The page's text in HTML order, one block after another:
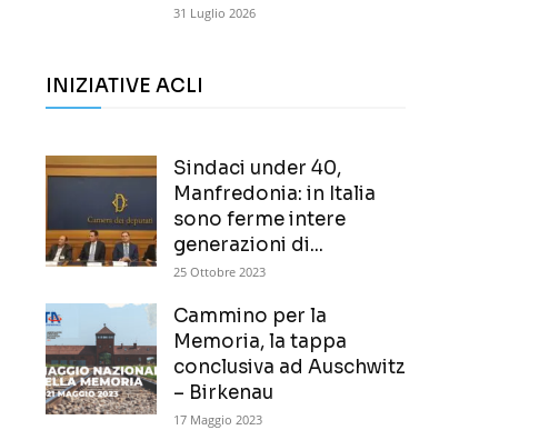
31 Luglio 2026
INIZIATIVE ACLI
Sindaci under 40,
Manfredonia: in Italia
sono ferme intere
generazioni di...
25 Ottobre 2023
Cammino per la
Memoria, la tappa
conclusiva ad Auschwitz
– Birkenau
17 Maggio 2023